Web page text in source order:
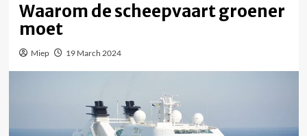
Waarom de scheepvaart groener
moet
Miep 19 March 2024